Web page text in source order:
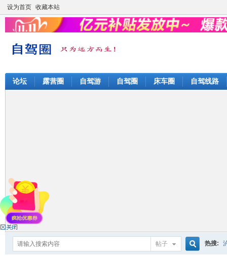
设为首页 收藏本站
论坛 露营圈 自驾游 自驾圈 床车圈 自驾线路
帖子 热搜: